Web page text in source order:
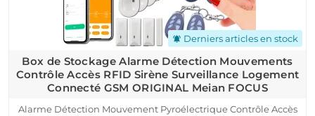
notifications_active Derniers articles en stock
Box de Stockage Alarme Détection Mouvements
Contrôle Accès RFID Sirène Surveillance Logement
Connecté GSM ORIGINAL Meian FOCUS
Alarme Détection Mouvement Pyroélectrique Contrôle Accès